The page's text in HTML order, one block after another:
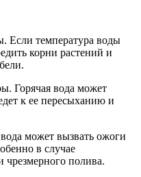
Если температура воды
корни растений и
Горячая вода может
к ее пересыханию и
может вызвать ожоги
в случае
чрезмерного полива.